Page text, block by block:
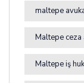
maltepe
Maltepe ceza
Maltepe iş